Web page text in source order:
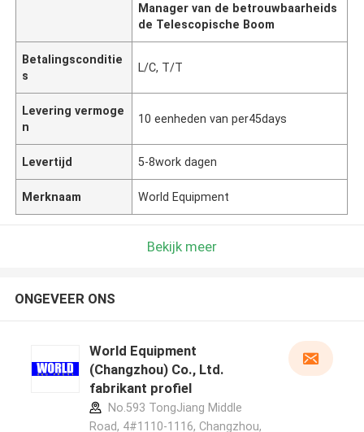
Manager van de betrouwbaarheids
de Telescopische Boom
Betalingsconditie
s
L/C, T/T
Levering vermoge
n
10 eenheden van per45days
Levertijd 5-8work dagen
Merknaam World Equipment
Bekijk meer
ONGEVEER ONS
World Equipment
(Changzhou) Co., Ltd.
fabrikant profiel
No.593 TongJiang Middle
Road, 4#1110-1116, Changzhou,